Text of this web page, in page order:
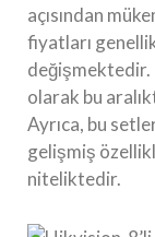
açısından
fiyatları
değişmektedir.
olarak bu
Ayrıca, bu
gelişmiş
niteliktedir.